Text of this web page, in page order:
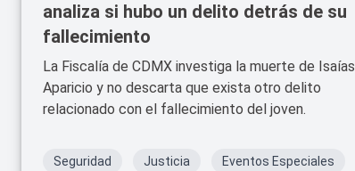
analiza si hubo un delito detrás de su
fallecimiento
La Fiscalía de CDMX investiga la muerte de Isaías
Aparicio y no descarta que exista otro delito
relacionado con el fallecimiento del joven.
Seguridad Justicia
Eventos Especiales